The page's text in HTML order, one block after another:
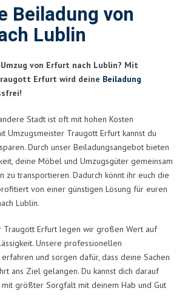
Beiladung von
Lublin
von Erfurt nach Lublin? Mit
Erfurt wird deine Beiladung
Stadt ist oft mit hohen Kosten
Umzugsmeister Traugott Erfurt kannst du
Durch unser Beiladungsangebot bieten
deine Möbel und Umzugsgüter gemeinsam
zu transportieren. Dadurch könnt ihr euch die
von einer günstigen Lösung für euren
Lublin.
Traugott Erfurt legen wir großen Wert auf
Unsere professionellen
und sorgen dafür, dass deine Sachen
ans Ziel gelangen. Du kannst dich darauf
mit größter Sorgfalt mit deinem Hab und Gut